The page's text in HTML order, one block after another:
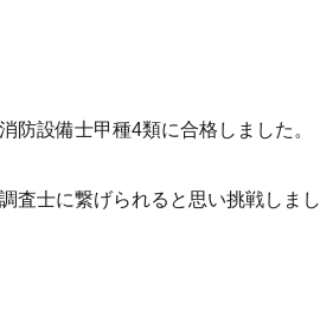
防設備士甲種4類に合格しました。
査士に繋げられると思い挑戦しまし